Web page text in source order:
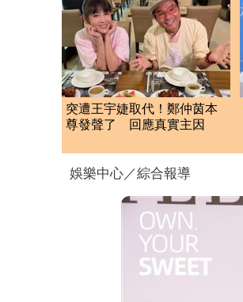
突遭王宇婕取代！鄭仲茵本
尊發聲了 回應真實主因
娛樂中心／綜合報導